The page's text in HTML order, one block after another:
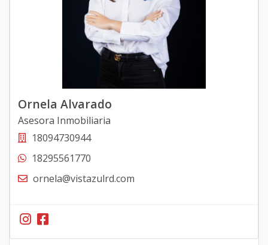
Ornela Alvarado
Asesora Inmobiliaria
18094730944
18295561770
ornela@vistazulrd.com